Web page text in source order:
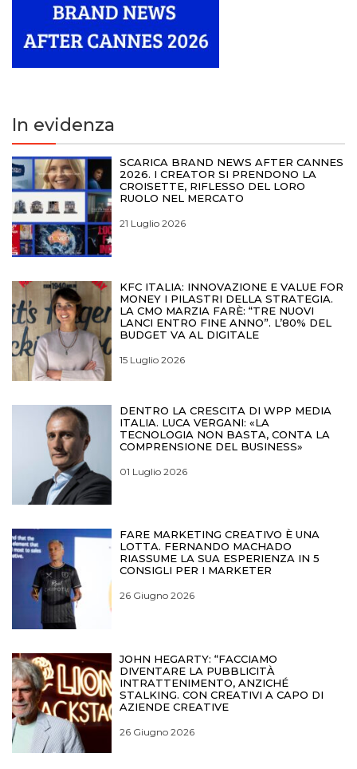
In evidenza
SCARICA BRAND NEWS AFTER CANNES
2026. I CREATOR SI PRENDONO LA
CROISETTE, RIFLESSO DEL LORO
RUOLO NEL MERCATO
21 Luglio 2026
KFC ITALIA: INNOVAZIONE E VALUE FOR
MONEY I PILASTRI DELLA STRATEGIA.
LA CMO MARZIA FARÈ: “TRE NUOVI
LANCI ENTRO FINE ANNO”. L’80% DEL
BUDGET VA AL DIGITALE
15 Luglio 2026
DENTRO LA CRESCITA DI WPP MEDIA
ITALIA. LUCA VERGANI: «LA
TECNOLOGIA NON BASTA, CONTA LA
COMPRENSIONE DEL BUSINESS»
01 Luglio 2026
FARE MARKETING CREATIVO È UNA
LOTTA. FERNANDO MACHADO
RIASSUME LA SUA ESPERIENZA IN 5
CONSIGLI PER I MARKETER
26 Giugno 2026
JOHN HEGARTY: “FACCIAMO
DIVENTARE LA PUBBLICITÀ
INTRATTENIMENTO, ANZICHÉ
STALKING. CON CREATIVI A CAPO DI
AZIENDE CREATIVE
26 Giugno 2026